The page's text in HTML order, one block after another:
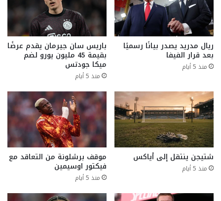
ريال مدريد يصدر بيانًا رسميًا
بعد قرار الفيفا
منذ 5 أيام
باريس سان جيرمان يقدم عرضًا
بقيمة 45 مليون يورو لضم
ميكا جودتس
منذ 5 أيام
شتيجن ينتقل إلى أياكس
منذ 5 أيام
موقف برشلونة من التعاقد مع
فيكتور اوسيمين
منذ 5 أيام